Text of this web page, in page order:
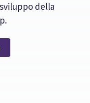
della